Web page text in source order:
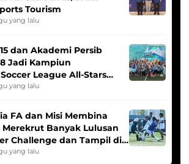
Tourism
yang lalu
dan Akademi Persib
Jadi Kampiun
Soccer League All-Stars
yang lalu
FA dan Misi Membina
Merekrut Banyak Lulusan
Challenge dan Tampil di
League
yang lalu